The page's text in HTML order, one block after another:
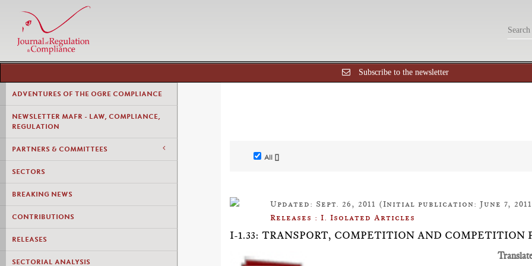
Subscribe to the newsletter
ADVENTURES OF THE OGRE COMPLIANCE
NEWSLETTER MAFR - LAW, COMPLIANCE,
REGULATION
PARTNERS & COMMITTEES
SECTORS
BREAKING NEWS
CONTRIBUTIONS
RELEASES
SECTORIAL ANALYSIS
All []
Updated: Sept. 26, 2011 (Initial publication: June 7,
Releases : I. Isolated Articles
I-1.33: TRANSPORT, COMPETITION AND COMPETITION